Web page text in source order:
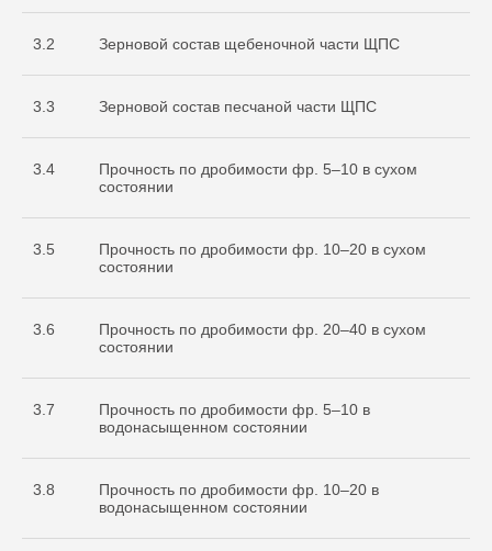
3.2 Зерновой состав щебеночной части ЩПС
3.3 Зерновой состав песчаной части ЩПС
3.4
Прочность по дробимости фр. 5–10 в сухом
состоянии
3.5
Прочность по дробимости фр. 10–20 в сухом
состоянии
3.6
Прочность по дробимости фр. 20–40 в сухом
состоянии
3.7
Прочность по дробимости фр. 5–10 в
водонасыщенном состоянии
3.8
Прочность по дробимости фр. 10–20 в
водонасыщенном состоянии